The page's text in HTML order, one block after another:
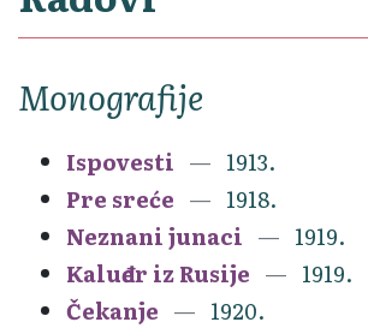
Monografije
Ispovesti
1913.
Pre sreće
1918.
Neznani junaci
1919.
Kaluđer iz Rusije
1919.
Čekanje
1920.